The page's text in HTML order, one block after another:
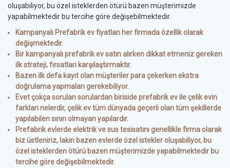
oluşabiliyor, bu özel isteklerden ötürü bazen müşterimizde
yapabilmektedir bu tercihe göre değişebilmektedir.
Kampanyalı Prefabrik ev fiyatları her firmada özellik olarak
değişmektedir.
Bir kampanyalı prefabrik ev satın alırken dikkat etmeniz gereken
ilk strateji, fırsatları karşılaştırmaktır.
Bazen ilk defa kayıt olan müşteriler para çekerken ekstra
doğrulama yapmaları gerekebiliyor.
Evet çokça sorulan sorulardan biriside prefabrik ev ile çelik evin
farkları nelerdir, çelik ev tüm dünyada geçerli olan tüm şekillerde
yapılabilen sınırı olmayan yapılardır.
Prefabrik evlerde elektrik ve sus tesisatını genellikle firma olarak
biz üstleniriz, lakin bazen evlerde özel istekler oluşabiliyor, bu
özel isteklerden ötürü bazen müşterimizde yapabilmektedir bu
tercihe göre değişebilmektedir.